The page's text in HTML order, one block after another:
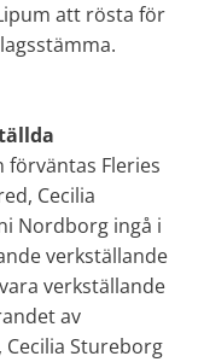
att rösta för
förväntas Fleries
Cecilia
Nordborg ingå i
verkställande
verkställande
av
Cecilia Stureborg